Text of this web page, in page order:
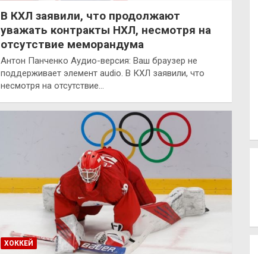
В КХЛ заявили, что продолжают
уважать контракты НХЛ, несмотря на
отсутствие меморандума
Антон Панченко Аудио-версия: Ваш браузер не
поддерживает элемент audio. В КХЛ заявили, что
несмотря на отсутствие…
ХОККЕЙ